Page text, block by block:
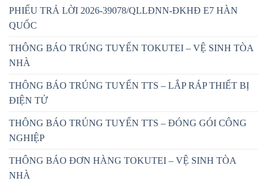
PHIẾU TRẢ LỜI 2026-39078/QLLĐNN-ĐKHĐ E7 HÀN
QUỐC
THÔNG BÁO TRÚNG TUYỂN TOKUTEI – VỆ SINH TÒA
NHÀ
THÔNG BÁO TRÚNG TUYỂN TTS – LẮP RÁP THIẾT BỊ
ĐIỆN TỬ
THÔNG BÁO TRÚNG TUYỂN TTS – ĐÓNG GÓI CÔNG
NGHIỆP
THÔNG BÁO ĐƠN HÀNG TOKUTEI – VỆ SINH TÒA
NHÀ